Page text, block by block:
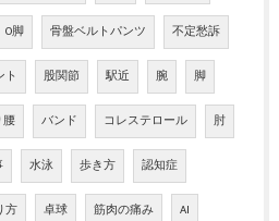
O脚 骨盤ベルトパンツ 不定愁訴
ト 股関節 駅近 腕 脚
腰 バンド コレステロール 肘
水泳 歩き方 認知症
方 卓球 筋肉の痛み AI